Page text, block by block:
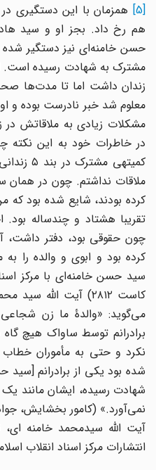
هم رخ داد. بجز او و سید
حسن خامنه‌ای نیز دستگیر شده
مشترک به شهادت رسیده است.
زندان داشت اما تا مدت‌ها
معلوم شد خبر نادرست بوده و او
مشکلات زیادی به ملاقاتش در
کمیتهی
ملاقات نداشتم. چون در همان
کرده بودند، شایع شده بود که
تقریبا هشتاد و چندساله بود.
چون حقوقی بود، دفتر داشت،
کرده بود و ابوی و والده را به
سید حسن خامنه‌ای با مرکز
کاست ۲۸۱۲) آیت الله
می‌گوید: «والدۀ ما زن
برادرانم توسط ساواک هیچ گاه
نکرد و حتی به مأموران خطاب
شده بود یکی از برادرانم [سید
شهادت رسیده، ایشان مانند یک
آیت الله سیدمحمد خامنه
انتشارات مرکز اسناد انقلاب